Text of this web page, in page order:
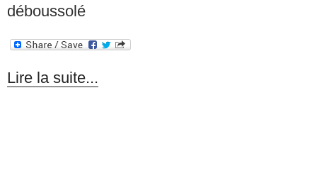
déboussolé
Lire la suite...